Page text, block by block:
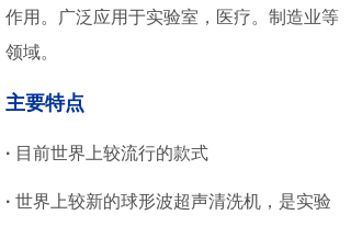
作用。广泛应用于实验室，医疗。制造业等
领域。
主要特点
· 目前世界上较流行的款式
· 世界上较新的球形波超声清洗机，是实验